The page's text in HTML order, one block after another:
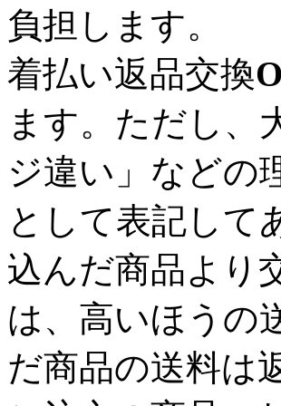
負担します。
着払い返品交換
ます。ただし、
ジ違い」などの
として表記して
込んだ商品より
は、高いほうの
だ商品の送料は